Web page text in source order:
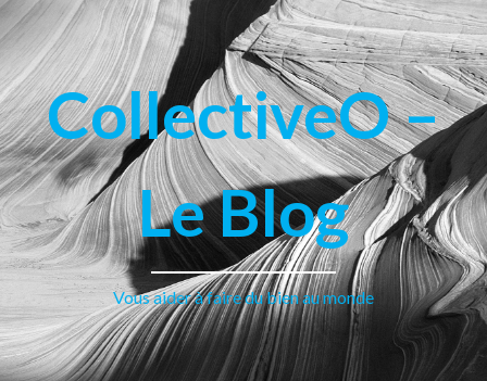
CollectiveO –
Le Blog
Vous aider à faire du bien au monde